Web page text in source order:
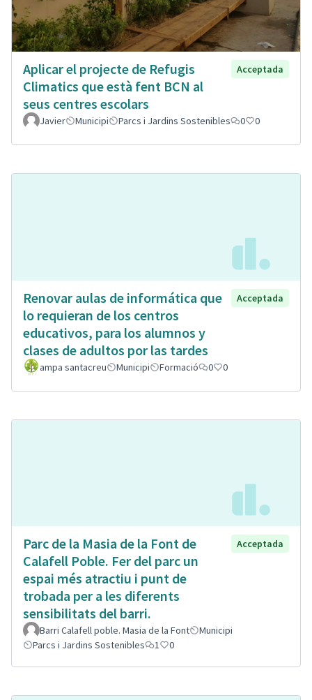
Aplicar el projecte de Refugis
Climatics que està fent BCN al
seus centres escolars
Acceptada
Javier Municipi Parcs i Jardins Sostenibles 0 0
Renovar aulas de informática que
lo requieran de los centros
educativos, para los alumnos y
clases de adultos por las tardes
Acceptada
ampa santacreu Municipi Formació 0 0
Parc de la Masia de la Font de
Calafell Poble. Fer del parc un
espai més atractiu i punt de
trobada per a les diferents
sensibilitats del barri.
Acceptada
Barri Calafell poble. Masia de la Font
Municipi
Parcs i Jardins Sostenibles
1 0